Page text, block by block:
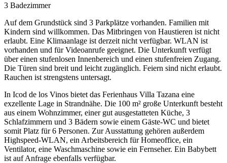
3 Badezimmer
Auf dem Grundstück sind 3 Parkplätze vorhanden. Familien mit
Kindern sind willkommen. Das Mitbringen von Haustieren ist nicht
erlaubt. Eine Klimaanlage ist derzeit nicht verfügbar. WLAN ist
vorhanden und für Videoanrufe geeignet. Die Unterkunft verfügt
über einen stufenlosen Innenbereich und einen stufenfreien Zugang.
Die Türen sind breit und leicht zugänglich. Feiern sind nicht erlaubt.
Rauchen ist strengstens untersagt.
In Icod de los Vinos bietet das Ferienhaus Villa Tazana eine
exzellente Lage in Strandnähe. Die 100 m² große Unterkunft besteht
aus einem Wohnzimmer, einer gut ausgestatteten Küche, 3
Schlafzimmern und 3 Bädern sowie einem Gäste-WC und bietet
somit Platz für 6 Personen. Zur Ausstattung gehören außerdem
Highspeed-WLAN, ein Arbeitsbereich für Homeoffice, ein
Ventilator, eine Waschmaschine sowie ein Fernseher. Ein Babybett
ist auf Anfrage ebenfalls verfügbar.